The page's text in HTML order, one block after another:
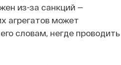
из-за санкций —
агрегатов может
словам, негде проводить